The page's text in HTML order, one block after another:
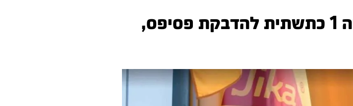
מפרט לטיח חוץ צמנטי סיקה 1 כתשתית להדבקת פסיפס,